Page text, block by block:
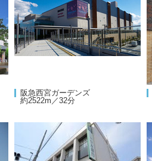
阪急西宮ガーデンズ
約2522m／32分